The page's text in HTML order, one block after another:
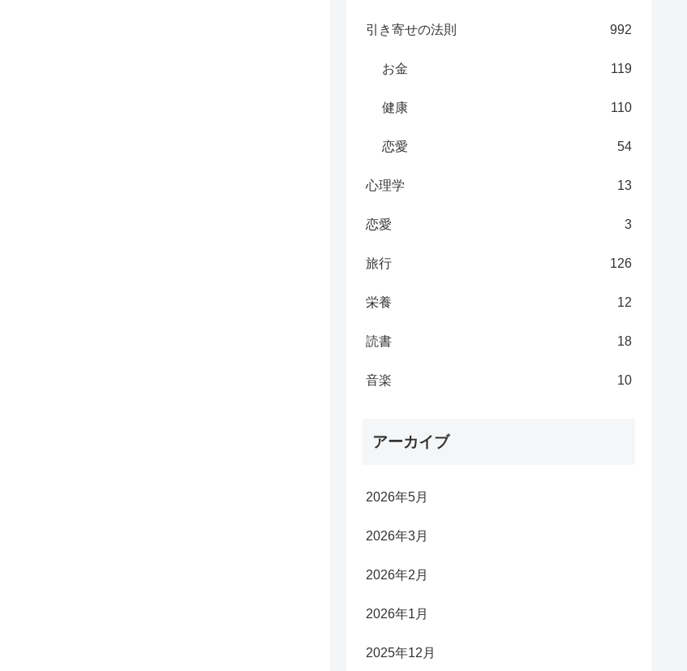
引き寄せの法則 992
お金 119
健康 110
恋愛 54
心理学 13
恋愛 3
旅行 126
栄養 12
読書 18
音楽 10
アーカイブ
2026年5月
2026年3月
2026年2月
2026年1月
2025年12月